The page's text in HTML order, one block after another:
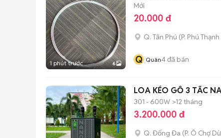
1 phút trước 6
Mới
20.000 đ
Q. Tân Phú (P. Phú Thạnh
Q Quân4đã bán
LOA KÉO GỖ 3 TẤC
301 - 600W >12 tháng
3.200.000 đ
Q. Đống Đa (P. Ô Chợ